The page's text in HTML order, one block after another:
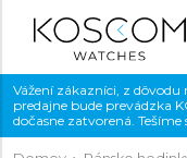
Vážení zákazníci, z
predajne bude prevádzka
dočasne zatvorená. Tešíme